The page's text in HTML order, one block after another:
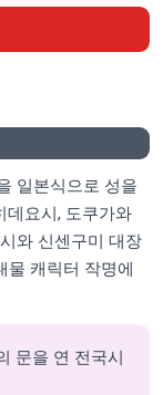
일본식으로 성을
데요시, 도쿠가와
와 신센구미 대장
물 캐릭터 작명에
문을 연 전국시